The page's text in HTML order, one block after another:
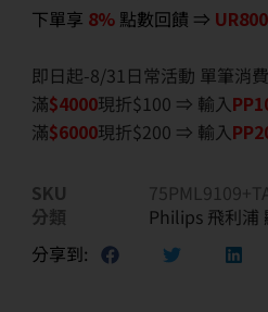
下單享 8% 點數回饋 ⇒ UR800
即日起-8/31日常活動 單筆消費
滿$4000現折$100 ⇒ 輸入
滿$6000現折$200 ⇒ 輸入
SKU
分類
Philips 飛利浦
分享到: